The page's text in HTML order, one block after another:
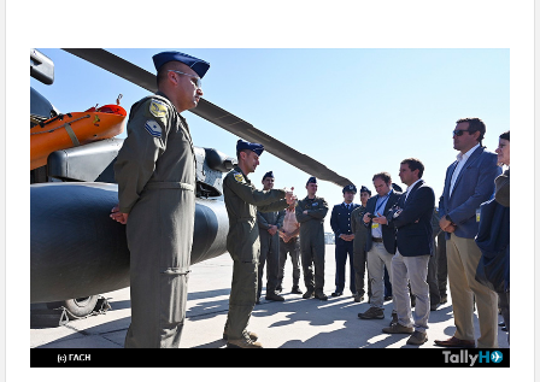
parapente-entrega-reconocimiento-
a-fach-01